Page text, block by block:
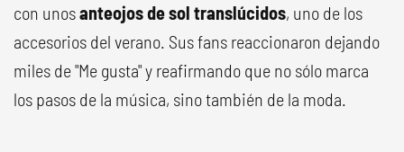
con unosanteojos de sol translúcidos, uno de los
accesorios del verano. Sus fans reaccionaron dejando
miles de "Me gusta" y reafirmando que no sólo marca
los pasos de la música, sino también de la moda.